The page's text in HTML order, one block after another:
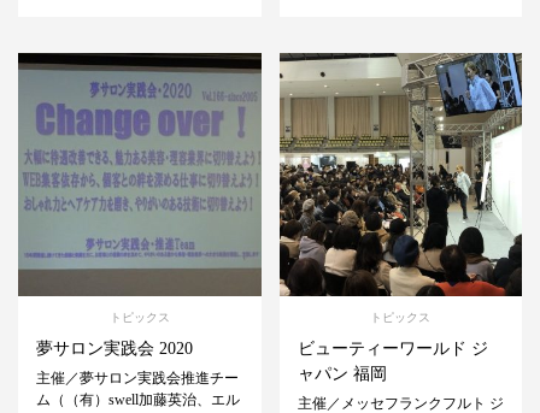
トピックス
夢サロン実践会 2020
主催／夢サロン実践会推進チー
ム（（有）swell加藤英治、エル
トピックス
ビューティーワールド ジ
ャパン 福岡
主催／メッセフランクフルト ジ